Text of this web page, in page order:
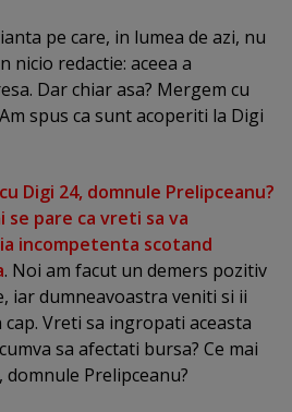
pe care, in lumea de azi, nu
nicio redactie: aceea a
Dar chiar asa? Mergem cu
spus ca sunt acoperiti la Digi
Digi 24, domnule Prelipceanu?
se pare ca vreti sa va
incompetenta scotand
. Noi am facut un demers pozitiv
iar dumneavoastra veniti si ii
Vreti sa ingropati aceasta
sa afectati bursa? Ce mai
Prelipceanu?